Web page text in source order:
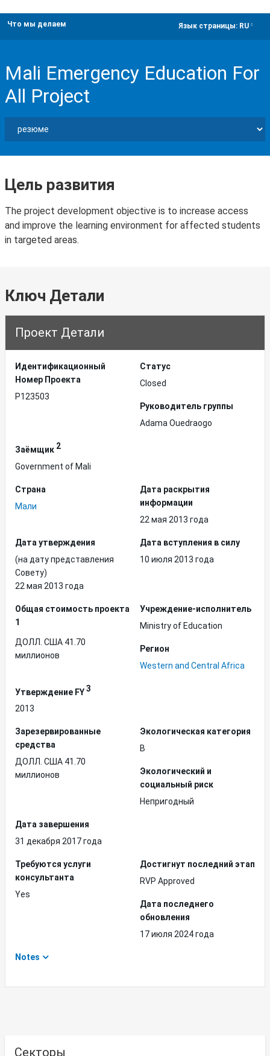
Что мы делаем Язык страницы: RU
Mali Emergency Education For
All Project
Цель развития
The project development objective is to increase access
and improve the learning environment for affected students
in targeted areas.
Ключ Детали
Проект Детали
Идентификационный
Hомер Проекта
P123503
Статус
Closed
Руководитель группы
Adama Ouedraogo
Заёмщик 2
Government of Mali
Страна
Мали
Дата раскрытия
информации
22 мая 2013 года
Дата утверждения
(на дату представления
Совету)
22 мая 2013 года
Дата вступления в силу
10 июля 2013 года
Общая стоимость проекта
1
ДОЛЛ. США 41.70
миллионов
Учреждение-исполнитель
Ministry of Education
Регион
Western and Central Africa
Утверждение FY3
2013
Зарезервированные
средства
ДОЛЛ. США 41.70
миллионов
Экологическая категория
B
Экологический и
социальный риск
Непригодный
Дата завершения
31 декабря 2017 года
Требуются услуги
консультанта
Yes
Достигнут последний этап
RVP Approved
Дата последнего
обновления
17 июля 2024 года
Notes
Секторы